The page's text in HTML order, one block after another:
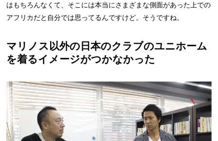
はもちろんなくて、そこには本当にさまざまな側面があった上での
アフリカだと自分では思ってるんですけど。そうですね。
マリノス以外の日本のクラブのユニホーム
を着るイメージがつかなかった